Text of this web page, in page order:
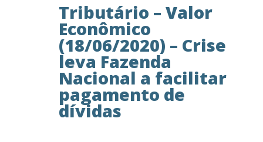
Tributário – Valor
Econômico
(18/06/2020) – Crise
leva Fazenda
Nacional a facilitar
pagamento de
dívidas